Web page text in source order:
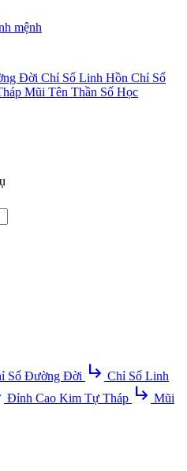
mệnh
Đời Chỉ Số Linh Hồn Chỉ Số
Mũi Tên Thần Số Học
Số Đường Đời subdirectory_arrow_right Chỉ Số Linh
Đỉnh Cao Kim Tự Tháp subdirectory_arrow_right Mũi